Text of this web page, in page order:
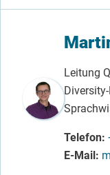
Leitung
Telefon
E-Mail